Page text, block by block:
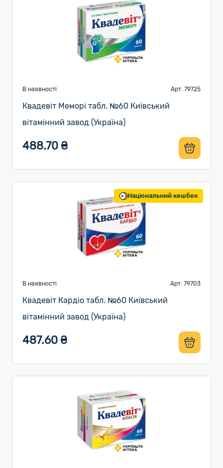
В наявності Арт. 79725
Квадевіт Меморі табл. №60 Київський
вітамінний завод (Україна)
488.70 ₴
Національний кешбек
В наявності Арт. 79703
Квадевіт Кардіо табл. №60 Київський
вітамінний завод (Україна)
487.60 ₴